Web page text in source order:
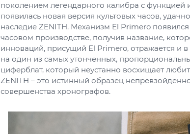
поколением легендарного калибра с функцией
появилась новая версия культовых часов,
наследие ZENITH. Механизм El Primero
часовом производстве, получив название,
инноваций, присущий El Primero, отражается и в
на один из самых утонченных,
циферблат, который неустанно восхищает
ZENITH – это истинный образец
совершенства хронографов.